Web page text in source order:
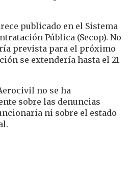
publicado en el Sistema
Pública (Secop). No
prevista para el próximo
se extendería hasta el 21
no se ha
sobre las denuncias
ni sobre el estado